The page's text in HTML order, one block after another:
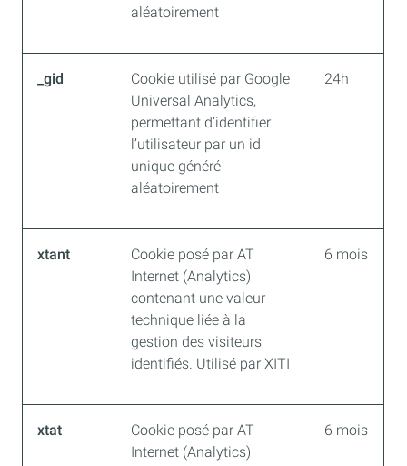
aléatoirement
_gid
Cookie utilisé par Google
Universal Analytics,
permettant d’identifier
l’utilisateur par un id
unique généré
aléatoirement
24h
xtant
Cookie posé par AT
Internet (Analytics)
contenant une valeur
technique liée à la
gestion des visiteurs
identifiés. Utilisé par XITI
6 mois
xtat
Cookie posé par AT
Internet (Analytics)
6 mois